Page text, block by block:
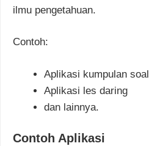
ilmu pengetahuan.
Contoh:
Aplikasi kumpulan soal
Aplikasi les daring
dan lainnya.
Contoh Aplikasi